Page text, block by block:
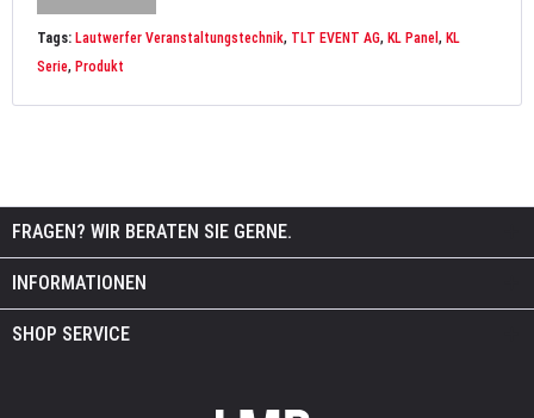
Tags: Lautwerfer Veranstaltungstechnik, TLT EVENT AG, KL Panel , KL
Serie, Produkt
FRAGEN? WIR BERATEN SIE GERNE.
INFORMATIONEN
SHOP SERVICE